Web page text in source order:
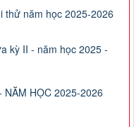
Sau
thử năm học 2025-2026
kỳ II - năm học 2025 -
HỌC 2025-2026